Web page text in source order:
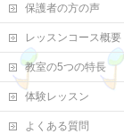
保護者の方の声
レッスンコース概要
教室の5つの特長
体験レッスン
よくある質問